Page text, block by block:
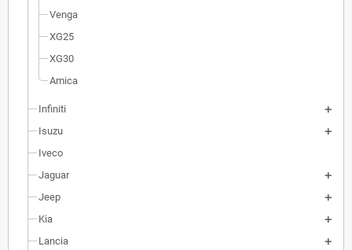
Venga
XG25
XG30
Amica
Infiniti
Isuzu
Iveco
Jaguar
Jeep
Kia
Lancia